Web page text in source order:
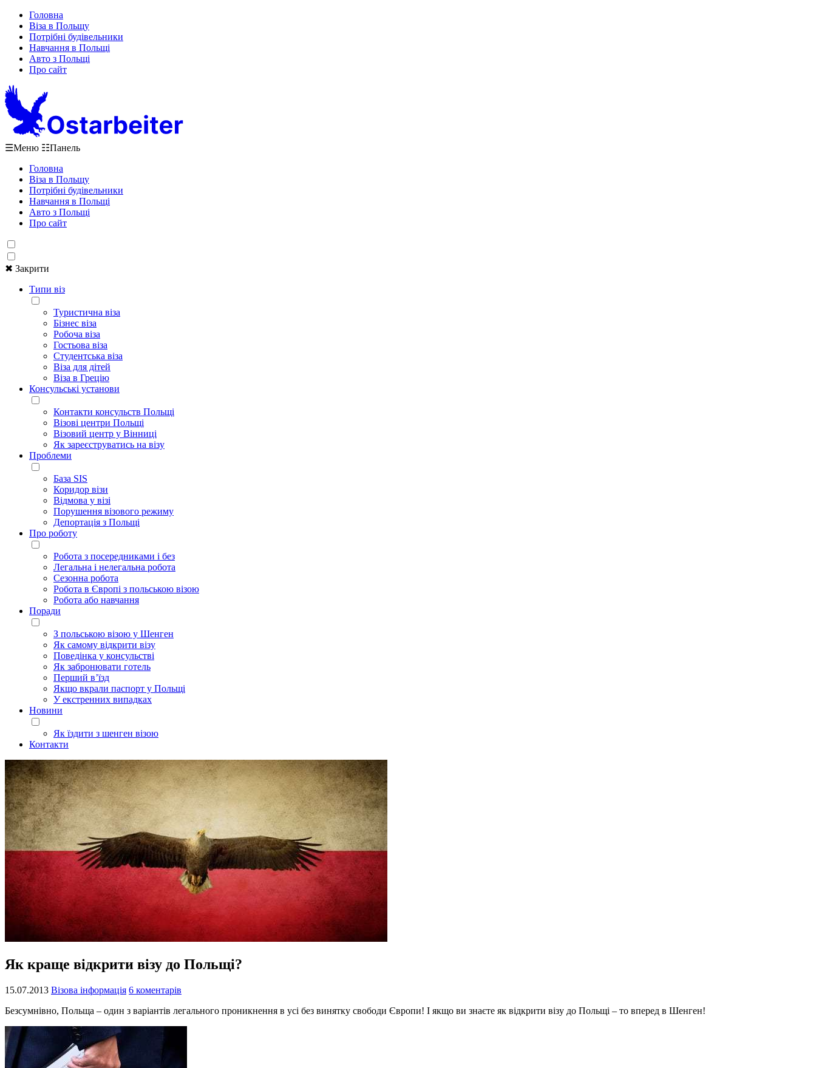
Головна
Віза в Польщу
Потрібні будівельники
Навчання в Польщі
Авто з Польщі
Про сайт
☰Меню ☷Панель
Головна
Віза в Польщу
Потрібні будівельники
Навчання в Польщі
Авто з Польщі
Про сайт
✖ Закрити
Типи віз
Туристична віза
Бізнес віза
Робоча віза
Гостьова віза
Студентська віза
Віза для дітей
Віза в Грецію
Консульські установи
Контакти консульств Польщі
Візові центри Польщі
Візовий центр у Вінниці
Як зареєструватись на візу
Проблеми
База SIS
Коридор візи
Відмова у візі
Порушення візового режиму
Депортація з Польщі
Про роботу
Робота з посередниками і без
Легальна і нелегальна робота
Сезонна робота
Робота в Європі з польською візою
Робота або навчання
Поради
З польською візою у Шенген
Як самому відкрити візу
Поведінка у консульстві
Як забронювати готель
Перший в’їзд
Якщо вкрали паспорт у Польщі
У екстренних випадках
Новини
Як їздити з шенген візою
Контакти
Як краще відкрити візу до Польщі?
15.07.2013 Візова інформація 6 коментарів
Безсумнівно, Польща – один з варіантів легального проникнення в усі без винятку свободи Європи! І якщо ви знаєте як відкрити візу до Польщі – то вперед в Шенген!